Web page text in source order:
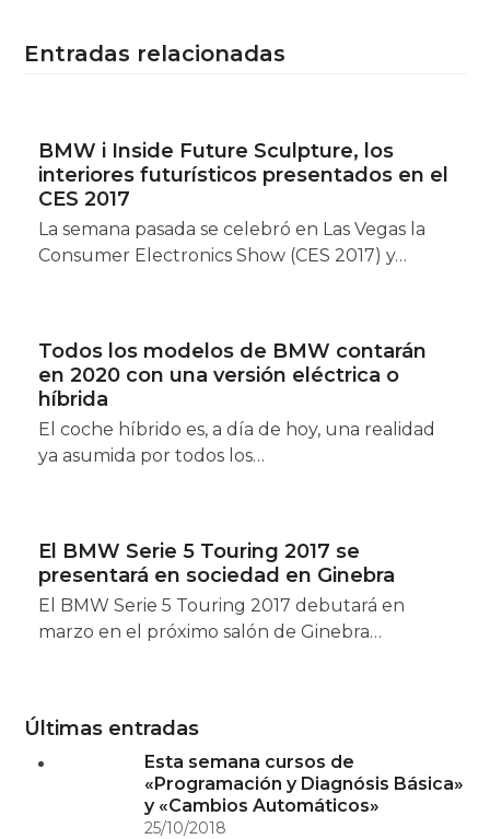
Entradas relacionadas
BMW i Inside Future Sculpture, los
interiores futurísticos presentados en el
CES 2017
La semana pasada se celebró en Las Vegas la
Consumer Electronics Show (CES 2017) y…
Todos los modelos de BMW contarán
en 2020 con una versión eléctrica o
híbrida
El coche híbrido es, a día de hoy, una realidad
ya asumida por todos los…
El BMW Serie 5 Touring 2017 se
presentará en sociedad en Ginebra
El BMW Serie 5 Touring 2017 debutará en
marzo en el próximo salón de Ginebra…
Últimas entradas
Esta semana cursos de
«Programación y Diagnósis Básica»
y «Cambios Automáticos»
25/10/2018